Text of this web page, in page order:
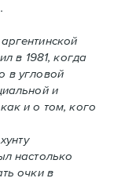
в 1981, когда
в угловой
и
и o том, кого
настолько
очки в